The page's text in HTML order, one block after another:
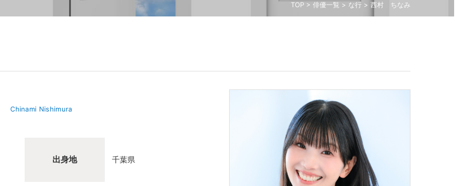
TOP> 俳優一覧 > な行> 西村 ちなみ
Chinami Nishimura
出身地 千葉県